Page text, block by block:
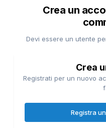
Crea un
Devi essere un utente
Crea
Registrati per un nuovo
Registra